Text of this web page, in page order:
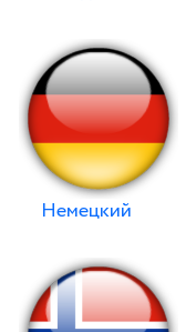
Немецкий